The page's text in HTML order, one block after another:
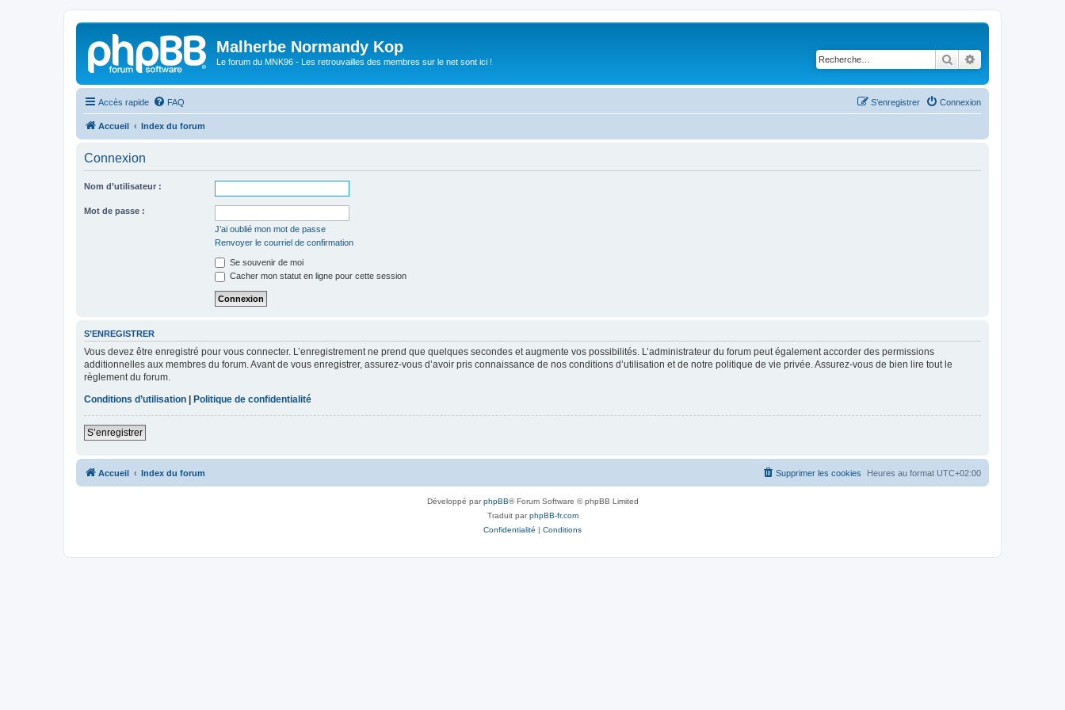
Malherbe Normandy Kop
Le forum du MNK96 - Les retrouvailles des membres sur le net sont ici ! Rechercher
Accès rapide FAQ Connexion
S’enregistrer
Accueil Index du forum
Connexion
Nom d’utilisateur :
Mot de passe :
J’ai oublié mon mot de passe
Renvoyer le courriel de confirmation
Se souvenir de moi
Cacher mon statut en ligne pour cette session
S’ENREGISTRER
Vous devez être enregistré pour vous connecter. L’enregistrement ne prend que quelques secondes et augmente vos possibilités. L’administrateur du forum peut également accorder des permissions
additionnelles aux membres du forum. Avant de vous enregistrer, assurez-vous d’avoir pris connaissance de nos conditions d’utilisation et de notre politique de vie privée. Assurez-vous de bien lire tout le
règlement du forum.
Conditions d’utilisation
Politique de confidentialité
S’enregistrer
Accueil Index du forum Heures au format UTC+02:00
Supprimer les cookies
Développé parphpBB® Forum Software © phpBB Limited
Traduit parphpBB-fr.com
Confidentialité | Conditions